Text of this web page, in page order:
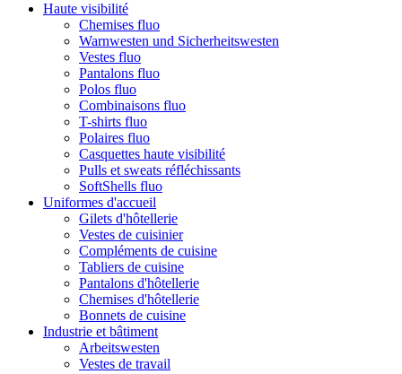
Haute visibilité
Chemises fluo
Warnwesten und Sicherheitswesten
Vestes fluo
Pantalons fluo
Polos fluo
Combinaisons fluo
T-shirts fluo
Polaires fluo
Casquettes haute visibilité
Pulls et sweats réfléchissants
SoftShells fluo
Uniformes d'accueil
Gilets d'hôtellerie
Vestes de cuisinier
Compléments de cuisine
Tabliers de cuisine
Pantalons d'hôtellerie
Chemises d'hôtellerie
Bonnets de cuisine
Industrie et bâtiment
Arbeitswesten
Vestes de travail